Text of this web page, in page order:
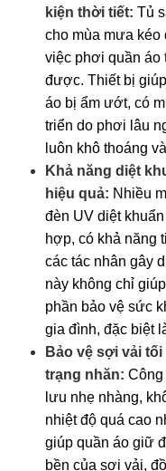
kiện thời tiết: Tủ
cho mùa mưa kéo
việc phơi quần áo
được. Thiết bị
áo bị ẩm ướt, có
triển do phơi lâu
luôn khô thoáng
Khả năng diệt
hiệu quả: Nhiều
đèn UV diệt
hợp, có khả năng
các tác nhân gây
này không chỉ
phần bảo vệ sức
gia đình, đặc biệt
Bảo vệ sợi vải
trạng nhăn: Công
lưu nhẹ nhàng,
nhiệt độ quá cao
giúp quần áo giữ
bền của sợi vải,